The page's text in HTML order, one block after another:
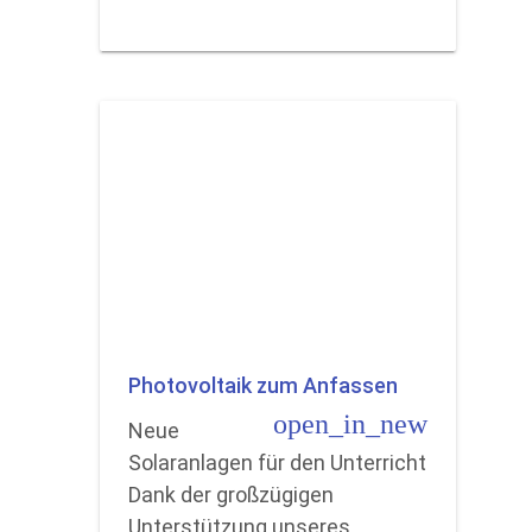
Photovoltaik zum Anfassen
open_in_new
Neue
Solaranlagen für den Unterricht
Dank der großzügigen
Unterstützung unseres